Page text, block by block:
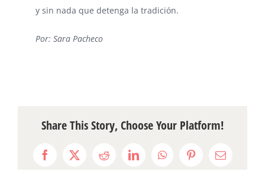
y sin nada que detenga la tradición.
Por: Sara Pacheco
Share This Story, Choose Your Platform!
Facebook
X RedditLinkedInWhatsAppPinterestEmail